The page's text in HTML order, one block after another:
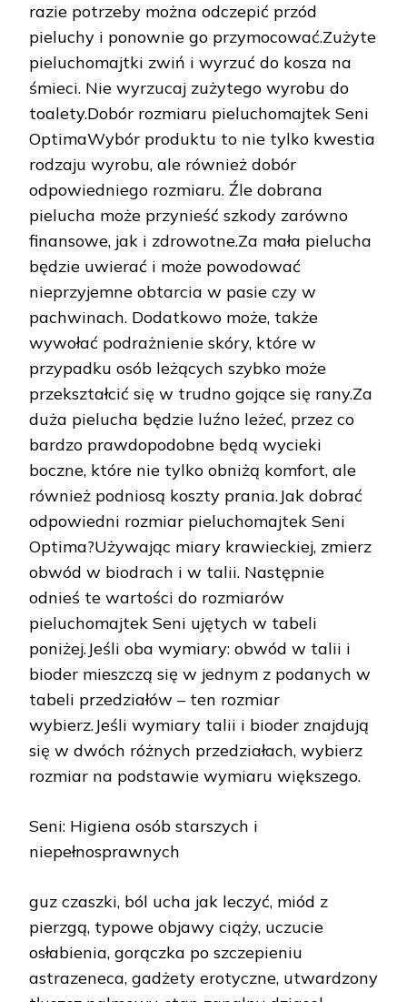
razie potrzeby można odczepić przód
pieluchy i ponownie go przymocować.Zużyte
pieluchomajtki zwiń i wyrzuć do kosza na
śmieci. Nie wyrzucaj zużytego wyrobu do
toalety.Dobór rozmiaru pieluchomajtek Seni
OptimaWybór produktu to nie tylko kwestia
rodzaju wyrobu, ale również dobór
odpowiedniego rozmiaru. Źle dobrana
pielucha może przynieść szkody zarówno
finansowe, jak i zdrowotne.Za mała pielucha
będzie uwierać i może powodować
nieprzyjemne obtarcia w pasie czy w
pachwinach. Dodatkowo może, także
wywołać podrażnienie skóry, które w
przypadku osób leżących szybko może
przekształcić się w trudno gojące się rany.Za
duża pielucha będzie luźno leżeć, przez co
bardzo prawdopodobne będą wycieki
boczne, które nie tylko obniżą komfort, ale
również podniosą koszty prania.Jak dobrać
odpowiedni rozmiar pieluchomajtek Seni
Optima?Używając miary krawieckiej, zmierz
obwód w biodrach i w talii. Następnie
odnieś te wartości do rozmiarów
pieluchomajtek Seni ujętych w tabeli
poniżej.Jeśli oba wymiary: obwód w talii i
bioder mieszczą się w jednym z podanych w
tabeli przedziałów – ten rozmiar
wybierz.Jeśli wymiary talii i bioder znajdują
się w dwóch różnych przedziałach, wybierz
rozmiar na podstawie wymiaru większego.
Seni: Higiena osób starszych i
niepełnosprawnych
guz czaszki, ból ucha jak leczyć, miód z
pierzgą, typowe objawy ciąży, uczucie
osłabienia, gorączka po szczepieniu
astrazeneca, gadżety erotyczne, utwardzony